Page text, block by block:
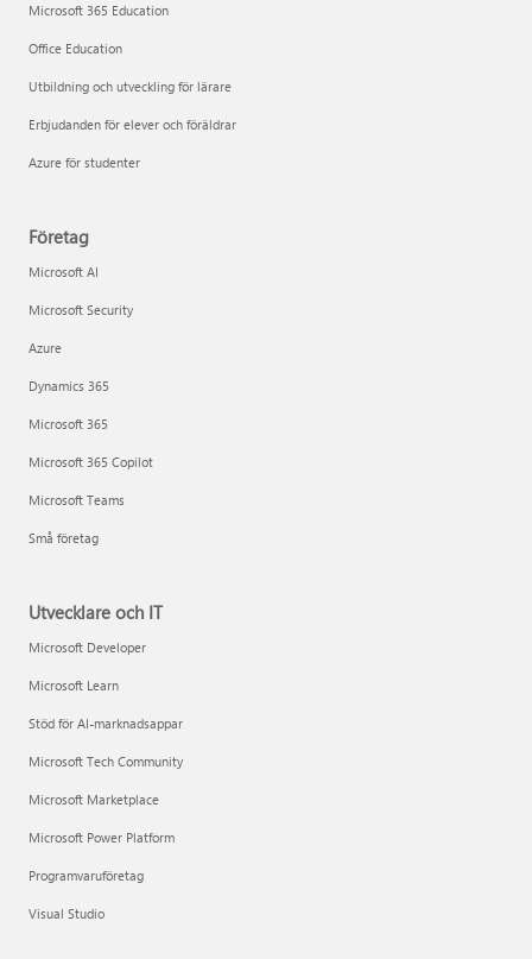
Microsoft 365 Education
Office Education
Utbildning och utveckling för lärare
Erbjudanden för elever och föräldrar
Azure för studenter
Företag
Microsoft AI
Microsoft Security
Azure
Dynamics 365
Microsoft 365
Microsoft 365 Copilot
Microsoft Teams
Små företag
Utvecklare och IT
Microsoft Developer
Microsoft Learn
Stöd för AI-marknadsappar
Microsoft Tech Community
Microsoft Marketplace
Microsoft Power Platform
Programvaruföretag
Visual Studio